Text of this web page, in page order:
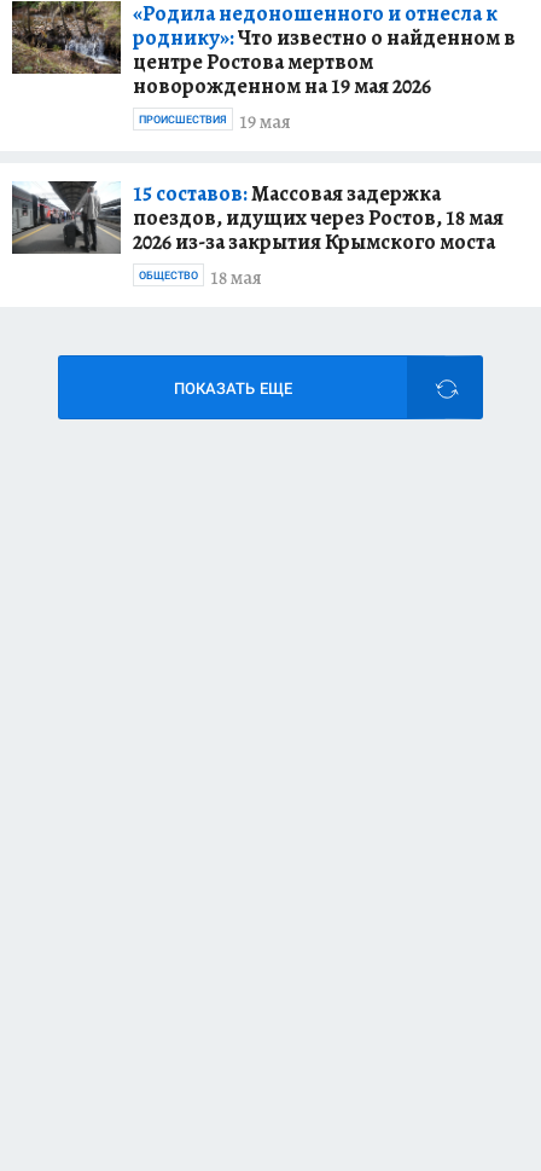
«Родила недоношенного и отнесла к
роднику»:Что известно о найденном в
центре Ростова мертвом
новорожденном на 19 мая 2026
19 мая
ПРОИСШЕСТВИЯ
15 составов:Массовая задержка
поездов, идущих через Ростов, 18 мая
2026 из-за закрытия Крымского моста
18 мая
ОБЩЕСТВО
ПОКАЗАТЬ ЕЩЕ